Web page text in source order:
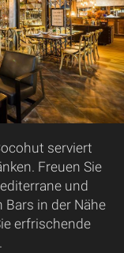
serviert
Freuen Sie
und
in der Nähe
erfrischende